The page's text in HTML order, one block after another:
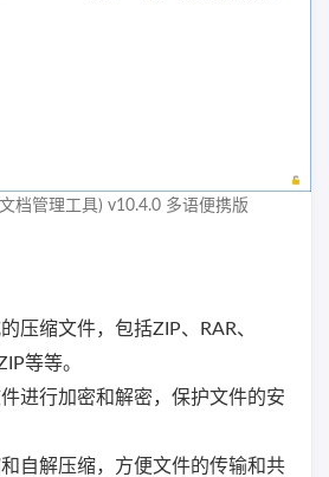
档管理工具) v10.4.0 多语便携版
压缩文件，包括ZIP、RAR、
等等。
进行加密和解密，保护文件的安
自解压缩，方便文件的传输和共